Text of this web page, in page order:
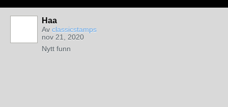
Haa
Av classicstamps
nov 21, 2020
Nytt funn